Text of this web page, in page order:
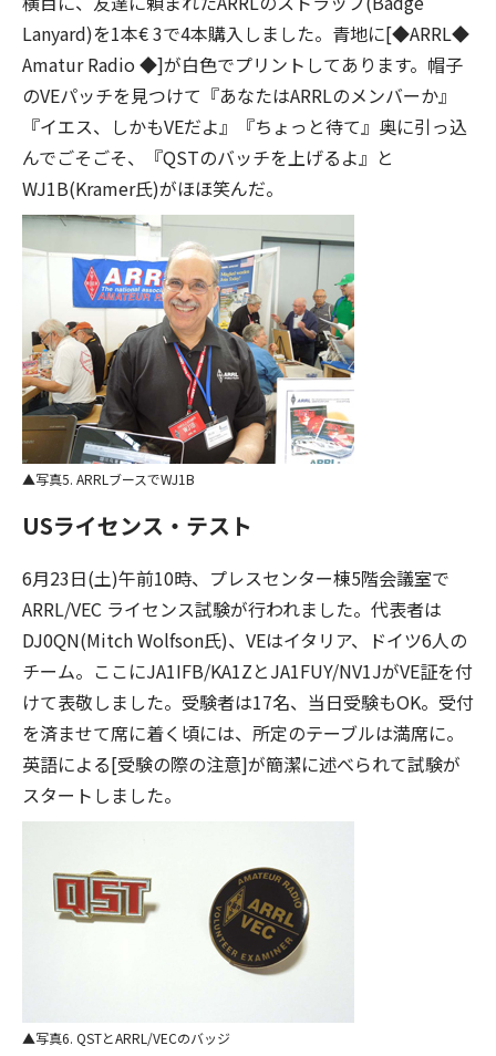
Lanyard)を1本€ 3で4本購入しました。青地に[◆ARRL◆
Amatur Radio ◆]が白色でプリントしてあります。帽子
のVEパッチを見つけて『あなたはARRLのメンバーか』
『イエス、しかもVEだよ』『ちょっと待て』奥に引っ込
んでごそごそ、『QSTのバッチを上げるよ』と
WJ1B(Kramer氏)がほほ笑んだ。
写真5. ARRLブースでWJ1B
USライセンス・テスト
6月23日(土)午前10時、プレスセンター棟5階会議室で
ARRL/VEC ライセンス試験が行われました。代表者は
DJ0QN(Mitch Wolfson氏)、VEはイタリア、ドイツ6人の
チーム。ここにJA1IFB/KA1ZとJA1FUY/NV1JがVE証を付
けて表敬しました。受験者は17名、当日受験もOK。受付
を済ませて席に着く頃には、所定のテーブルは満席に。
英語による[受験の際の注意]が簡潔に述べられて試験が
スタートしました。
写真6. QSTとARRL/VECのバッジ